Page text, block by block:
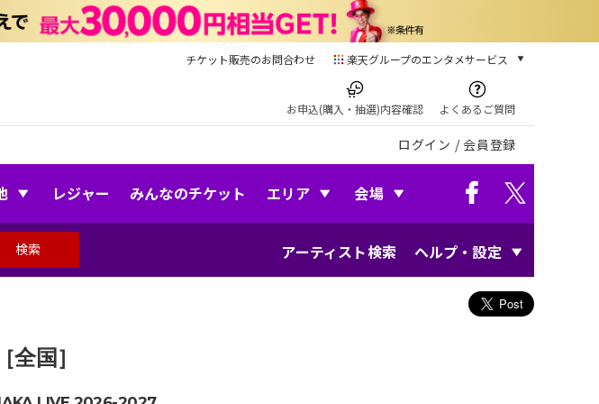
チケット販売のお問合わせ 楽天グループのエンタメサービス
本/ゲーム/CD/DVD
楽天ブックス
電子書籍
楽天Kobo
音楽配信
お申込(購入・抽選)内容確認 よくあるご質問
ログイン / 会員登録
レジャー みんなのチケット エリア 会場
アーティスト検索 ヘルプ・設定
検索
全国］